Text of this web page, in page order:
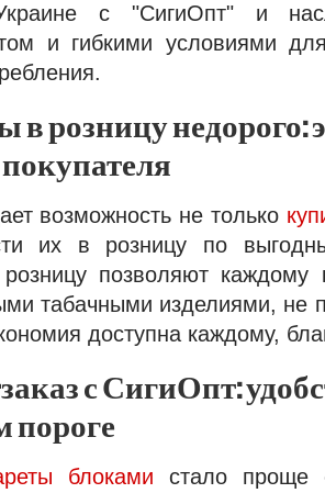
с "СигиОпт" и
и гибкими условиями
в розницу недорого:
возможность не только
их в розницу по
позволяют каждому
табачными изделиями, не
доступна каждому,
с СигиОпт:
пороге
блоками стало проще